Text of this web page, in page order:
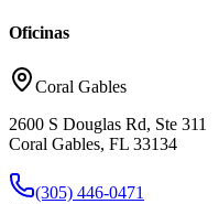
Oficinas
Coral Gables
2600 S Douglas Rd, Ste 311
Coral Gables, FL 33134
(305) 446-0471